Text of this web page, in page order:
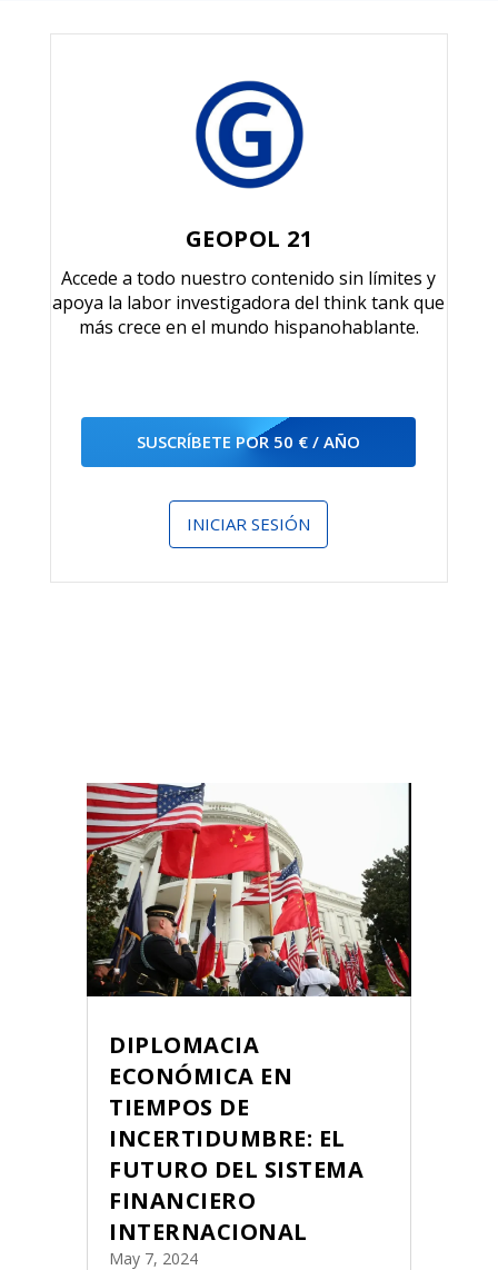
GEOPOL 21
Accede a todo nuestro contenido sin límites y
apoya la labor investigadora del think tank que
más crece en el mundo hispanohablante.
SUSCRÍBETE POR 50 € / AÑO
INICIAR SESIÓN
DIPLOMACIA
ECONÓMICA EN
TIEMPOS DE
INCERTIDUMBRE: EL
FUTURO DEL SISTEMA
FINANCIERO
INTERNACIONAL
May 7, 2024